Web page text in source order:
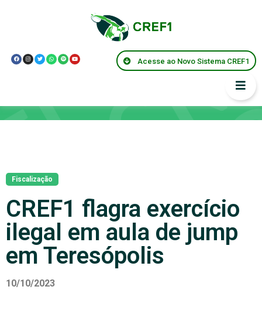
Acesse ao Novo Sistema CREF1
Fiscalização
CREF1 flagra exercício
ilegal em aula de jump
em Teresópolis
10/10/2023